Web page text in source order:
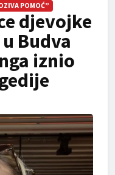
POMOĆ”
djevojke
Budva
iznio